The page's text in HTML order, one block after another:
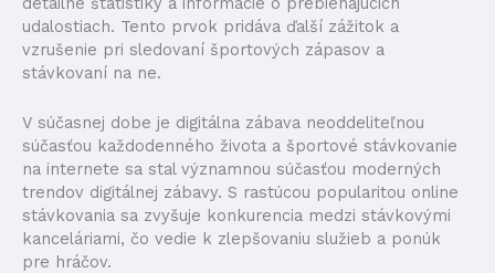
udalostiach. Tento prvok pridáva ďalší zážitok a
vzrušenie pri sledovaní športových zápasov a
stávkovaní na ne.
V súčasnej dobe je digitálna zábava neoddeliteľnou
súčasťou každodenného života a športové stávkovanie
na internete sa stal významnou súčasťou moderných
trendov digitálnej zábavy. S rastúcou popularitou online
stávkovania sa zvyšuje konkurencia medzi stávkovými
kanceláriami, čo vedie k zlepšovaniu služieb a ponúk
pre hráčov.